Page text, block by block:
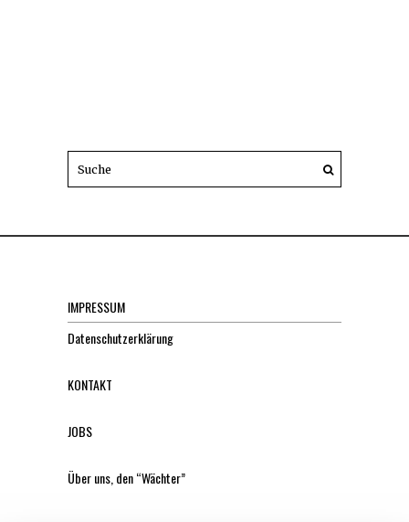
IMPRESSUM
Datenschutzerklärung
KONTAKT
JOBS
Über uns, den “Wächter”